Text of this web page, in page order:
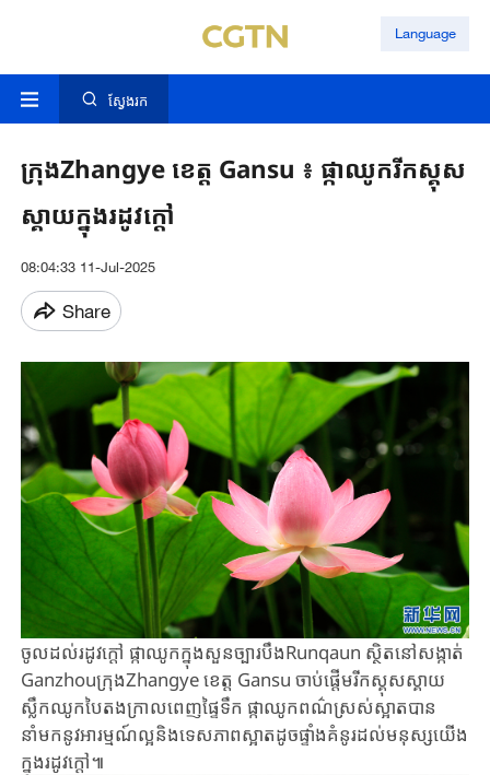
Language
ស្វែងរក
ក្រុងZhangye ខេត្ត Gansu ៖ ផ្កាឈូក​រីកស្គុស
ស្គាយក្នុង​រដូវ​ក្តៅ​
08:04:33 11-Jul-2025
Share
ចូលដល់​រដូវក្តៅ​ ផ្កាឈូក​ក្នុងសួន​ច្បារ​​បឹង​Runqaun​ ស្ថិត​នៅ​សង្កាត់​
Ganzhouក្រុងZhangye ខេត្ត Gansu ​ចាប់ផ្តើម​រីក​ស្គុស​ស្គាយ​
ស្លឹក​ឈូក​បៃតង​ក្រាល​ពេញផ្ទៃ​ទឹក​ ផ្កា​ឈូកពណ៌​ស្រស់​ស្អាតបាន​
នាំមកនូវ​​អារម្មណ៍​ល្អ​និង​ទេសភាពស្អាត​ដូ​ចផ្ទាំង​គំនូរ​ដល់មនុស្ស​យើង​
ក្នុង​រដូវក្តៅ​៕